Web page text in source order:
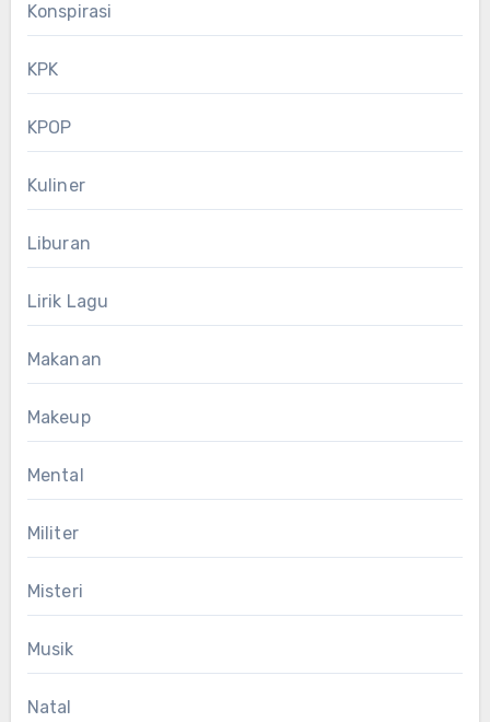
Konspirasi
KPK
KPOP
Kuliner
Liburan
Lirik Lagu
Makanan
Makeup
Mental
Militer
Misteri
Musik
Natal